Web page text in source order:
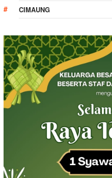
CIMAUNG